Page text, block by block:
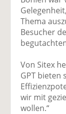
Thema
Besucher
Von Sitex
GPT bieten
wir mit
wollen.“